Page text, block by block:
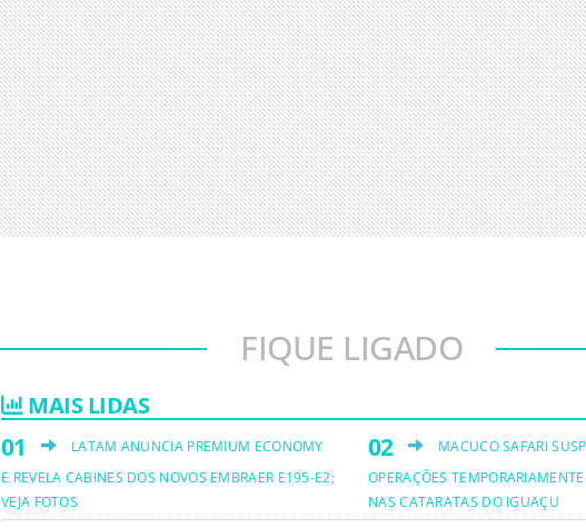
FIQUE LIGADO
MAIS LIDAS
LATAM ANUNCIA PREMIUM ECONOMY
E REVELA CABINES DOS NOVOS EMBRAER E195-E2;
VEJA FOTOS
MACUCO SAFARI
OPERAÇÕES
NAS CATARATAS DO IGUAÇU